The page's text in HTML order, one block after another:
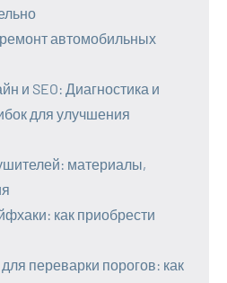
автомобильных
и SEO: Диагностика и
для улучшения
материалы,
как приобрести
переварки порогов: как